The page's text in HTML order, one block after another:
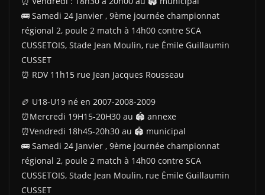
🚌 Samedi 24 Janvier , 9ème journée championnat
régional 2, poule 2 match à 14h00 contre SCA
CUSSETOIS, Stade Jean Moulin, rue Émile Guillaumin
CUSSET
⏰️ RDV 11h15 rue Jean Jacques Rousseau
🏉 U18-U19 né en 2007-2008-2009
⏰️Mercredi 19H15-20H30 au 🏟 annexe
⏰️Vendredi 18h45-20h30 au 🏟 municipal
🚌 Samedi 24 Janvier , 9ème journée championnat
régional 2, poule 2 match à 14h00 contre SCA
CUSSETOIS, Stade Jean Moulin, rue Émile Guillaumin
CUSSET